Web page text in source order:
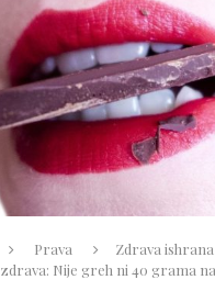
Prava Zdrava ishrana
zdrava: Nije greh ni 40 grama